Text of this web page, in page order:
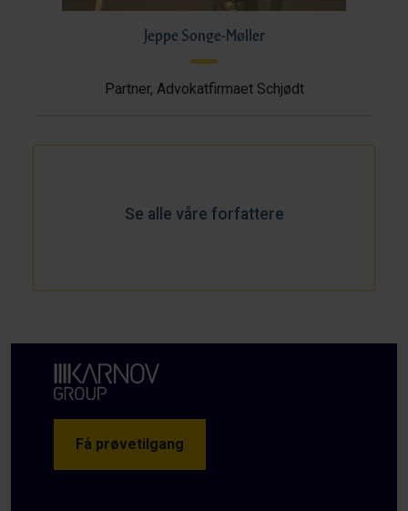
Jeppe Songe-Møller
Partner, Advokatfirmaet Schjødt
Se alle våre forfattere
Få prøvetilgang